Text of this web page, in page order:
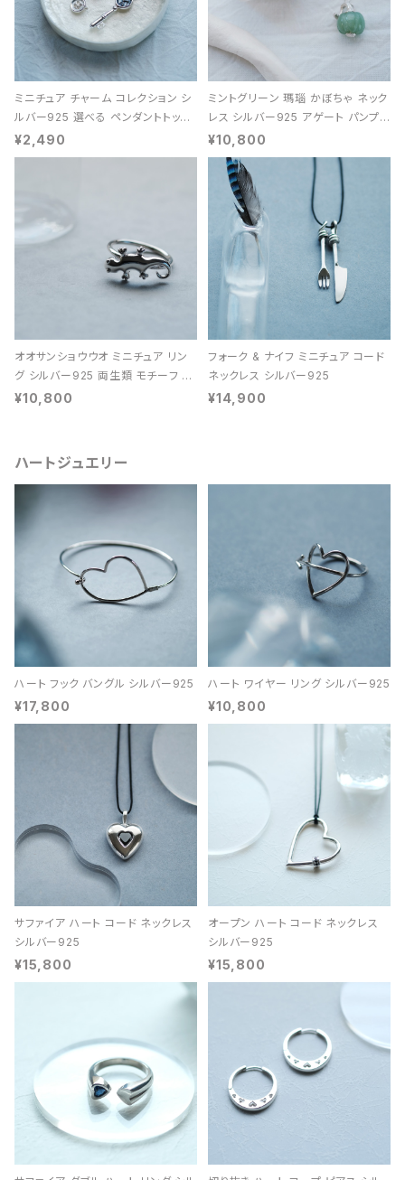
ミニチュア チャーム コレクション シ
ルバー925 選べる ペンダントトップ
レディース ユニセックス
¥2,490
ミントグリーン 瑪瑙 かぼちゃ ネック
レス シルバー925 アゲート パンプキ
ン 天然石 レディース
¥10,800
オオサンショウウオ ミニチュア リン
グ シルバー925 両生類 モチーフ レ
ディース ユニセックス
¥10,800
フォーク & ナイフ ミニチュア コード
ネックレス シルバー925
¥14,900
ハートジュエリー
ハート フック バングル シルバー925
¥17,800
ハート ワイヤー リング シルバー925
¥10,800
サファイア ハート コード ネックレス
シルバー925
¥15,800
オープン ハート コード ネックレス
シルバー925
¥15,800